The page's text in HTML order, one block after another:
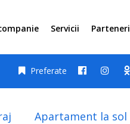
Servicii Parteneri
Preferate
Apartament la sol